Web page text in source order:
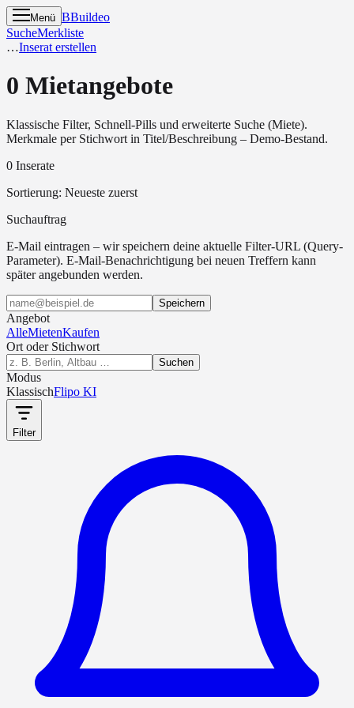
Menü BBuildeo
SucheMerkliste
…Inserat erstellen
0 Mietangebote
Klassische Filter, Schnell-Pills und erweiterte Suche (Miete).
Merkmale per Stichwort in Titel/Beschreibung – Demo-Bestand.
0 Inserate
Sortierung: Neueste zuerst
Suchauftrag
E-Mail eintragen – wir speichern deine aktuelle Filter-URL (Query-
Parameter). E-Mail-Benachrichtigung bei neuen Treffern kann
später angebunden werden.
Speichern
Angebot
AlleMietenKaufen
Ort oder Stichwort
Suchen
Modus
KlassischFlipo KI
Filter